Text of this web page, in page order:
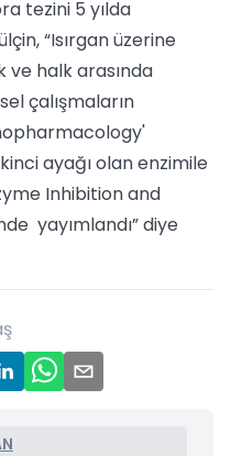
tezini 5 yılda
“Isırgan üzerine
ve halk arasında
çalışmaların
ayağı olan enzimile
Inhibition and
yayımlandı” diye